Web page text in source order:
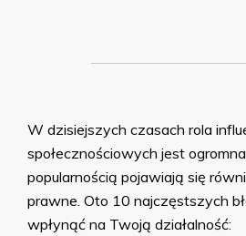
W dzisiejszych czasach rola
społecznościowych jest
popularnością pojawiają się
prawne. Oto 10 najczęstszych
wpłynąć na Twoją działalność: